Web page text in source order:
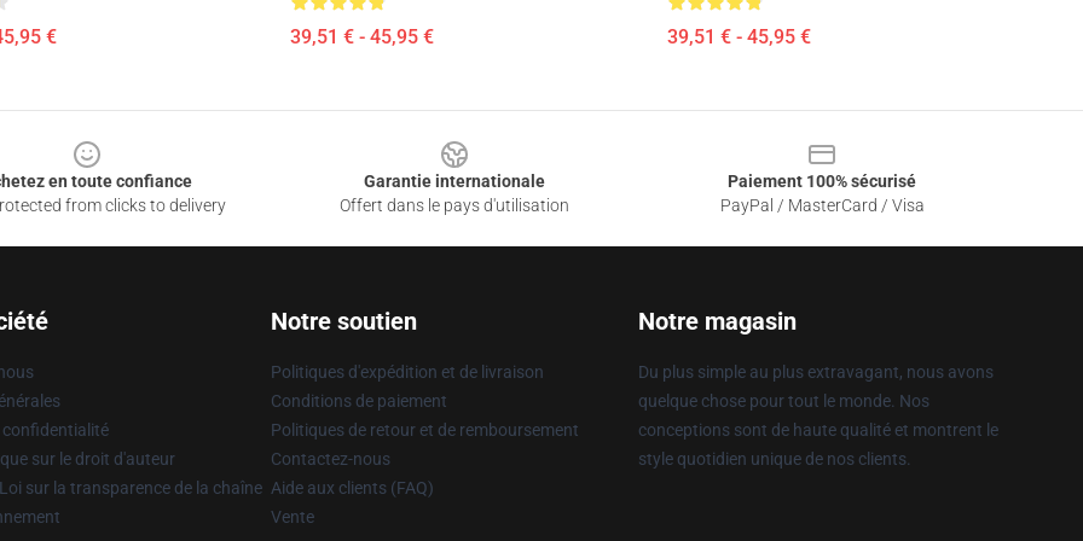
€ 39,51 € - 45,95 € 39,51 € - 45,95 €
en toute confiance
from clicks to delivery
Garantie internationale
Offert dans le pays d'utilisation
Paiement 100% sécurisé
PayPal / MasterCard / Visa
confidentialité
sur le droit d'auteur
sur la transparence de la chaîne
Notre soutien
Politiques d'expédition et de livraison
Conditions de paiement
Politiques de retour et de remboursement
Contactez-nous
Aide aux clients (FAQ)
Vente
Notre magasin
Du plus simple au plus extravagant, nous avons
quelque chose pour tout le monde. Nos
conceptions sont de haute qualité et montrent le
style quotidien unique de nos clients.